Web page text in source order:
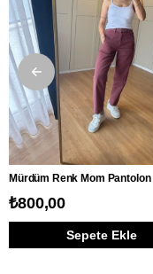
Mürdüm Renk Mom Pantolon
₺800,00
Sepete Ekle